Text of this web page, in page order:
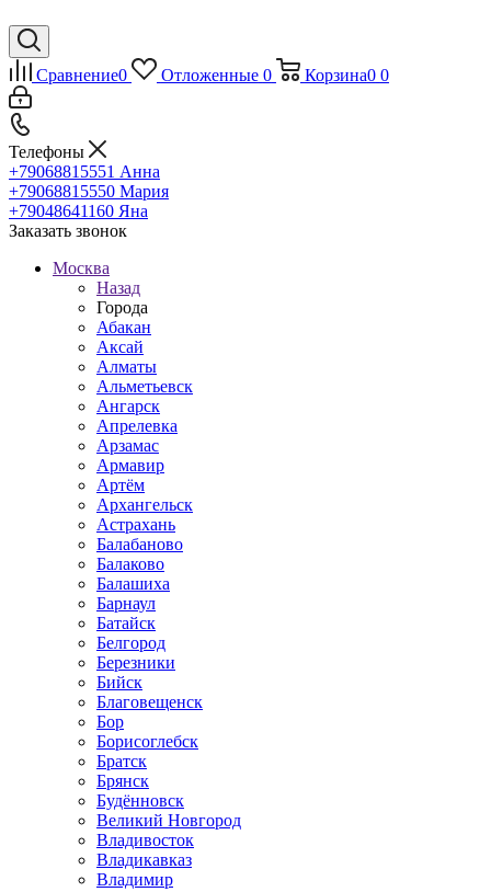
Сравнение0 Отложенные 0 Корзина0 0
Телефоны
+79068815551 Анна
+79068815550 Мария
+79048641160 Яна
Заказать звонок
Москва
Назад
Города
Абакан
Аксай
Алматы
Альметьевск
Ангарск
Апрелевка
Арзамас
Армавир
Артём
Архангельск
Астрахань
Балабаново
Балаково
Балашиха
Барнаул
Батайск
Белгород
Березники
Бийск
Благовещенск
Бор
Борисоглебск
Братск
Брянск
Будённовск
Великий Новгород
Владивосток
Владикавказ
Владимир